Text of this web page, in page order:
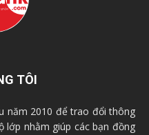
TÔI
năm 2010 để trao đổi thông
lớp nhằm giúp các bạn đồng